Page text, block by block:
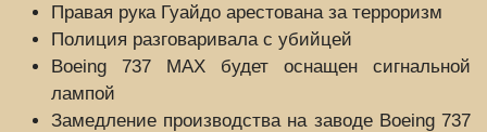
Правая рука Гуайдо арестована за терроризм
Полиция разговаривала с убийцей
Boeing 737 MAX будет оснащен сигнальной
лампой
Замедление производства на заводе Boeing 737